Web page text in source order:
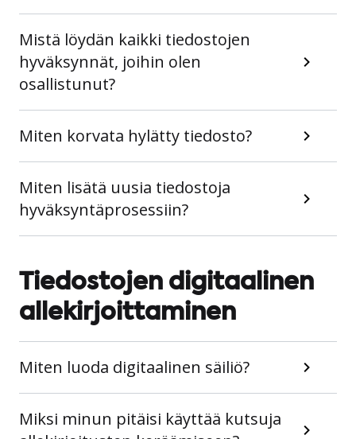
Mistä löydän kaikki tiedostojen
hyväksynnät, joihin olen
osallistunut?
Miten korvata hylätty tiedosto?
Miten lisätä uusia tiedostoja
hyväksyntäprosessiin?
Tiedostojen digitaalinen
allekirjoittaminen
Miten luoda digitaalinen säiliö?
Miksi minun pitäisi käyttää kutsuja